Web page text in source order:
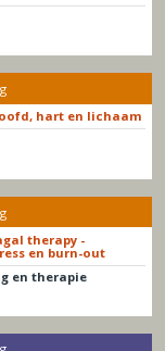
hart en lichaam
therapy -
en burn-out
en therapie